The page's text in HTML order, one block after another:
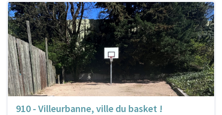
910 - Villeurbanne, ville du basket !